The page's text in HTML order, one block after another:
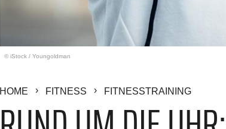
© iStock / Youngoldman
HOME FITNESS FITNESSTRAINING